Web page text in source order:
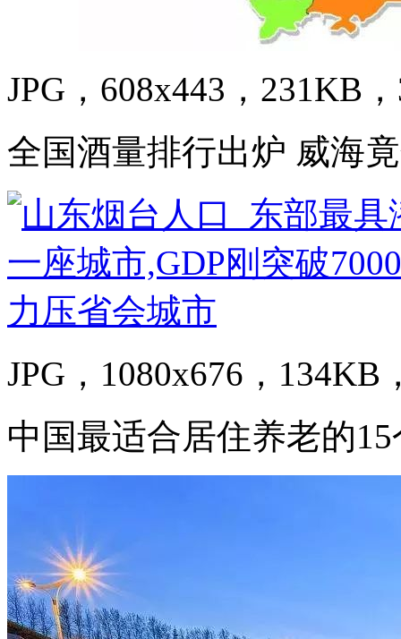
JPG，608x443，231KB
全国酒量排行出炉 威海
JPG，1080x676，134KB
中国最适合居住养老的